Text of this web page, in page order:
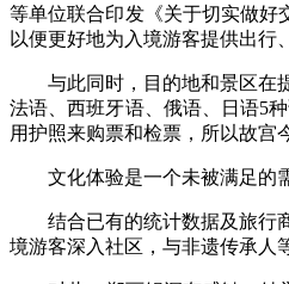
等单位联合印发《关于切实做好
以便更好地为入境游客提供出行
与此同时，目的地和景区在提
法语、西班牙语、俄语、日语5
用护照来购票和检票，所以故宫
文化体验是一个未被满足的
结合已有的统计数据及旅行商
境游客深入社区，与非遗传承人